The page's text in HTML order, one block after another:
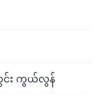
င်း ကွယ်လွန်